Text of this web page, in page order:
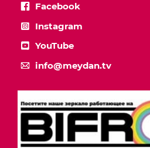
Facebook
Instagram
YouTube
info@meydan.tv